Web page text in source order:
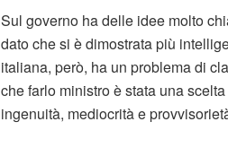
Sul governo ha delle idee molto
dato che si è dimostrata più
italiana, però, ha un problema di
che farlo ministro è stata una
ingenuità, mediocrità e